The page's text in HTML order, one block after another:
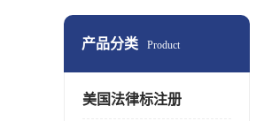
产品分类 Product
美国法律标注册